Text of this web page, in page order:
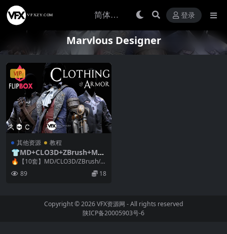
登录
Marvlous Designer
VIP
其他资源 教程
👕MD+CLO3D+ZBrush+May
a+SP+八猴服装外套衣服夹克
制作教程10套 俄语中文字幕
🔥【10套】MD/CLO3D/ZBrush/M
aya/SP服装/夹克/外套全流程...
89 18
Copyright © 2026VFX资源网 - All rights reserved
陕ICP备20005903号-6